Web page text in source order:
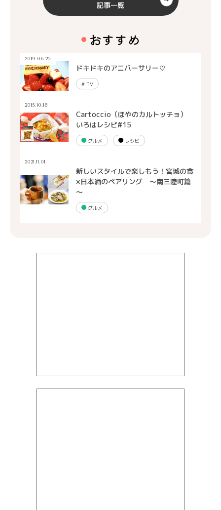
記事一覧
おすすめ
2019.06.25
ドキドキのアニバーサリー♡
#TV
2015.10.16
Cartoccio（ほやのカルトッチョ）
いろはレシピ#15
グルメ レシピ
2021.11.01
新しいスタイルで楽しもう！宮城の食
×日本酒のペアリング ～南三陸町篇
～
グルメ